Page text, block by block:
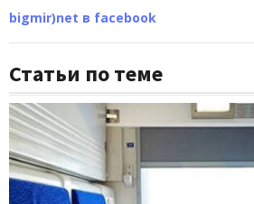
bigmir)net в facebook
Статьи по теме